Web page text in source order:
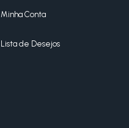
Minha Conta
Lista de Desejos